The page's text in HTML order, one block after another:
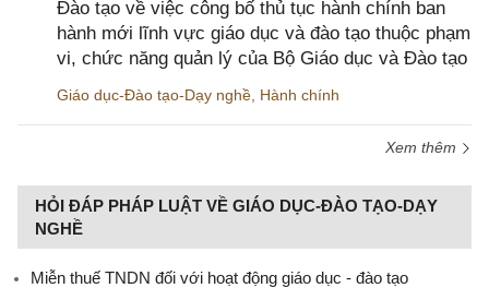
Đào tạo về việc công bố thủ tục hành chính ban
hành mới lĩnh vực giáo dục và đào tạo thuộc phạm
vi, chức năng quản lý của Bộ Giáo dục và Đào tạo
Giáo dục-Đào tạo-Dạy nghề Hành chính
Xem thêm
HỎI ĐÁP PHÁP LUẬT VỀ GIÁO DỤC-ĐÀO TẠO-DẠY
NGHỀ
Miễn thuế TNDN đối với hoạt động giáo dục - đào tạo